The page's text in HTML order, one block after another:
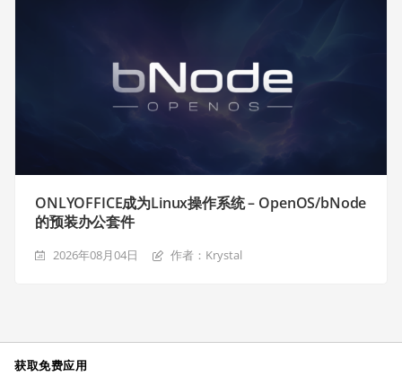
ONLYOFFICE成为Linux操作系统 – OpenOS/bNode
的预装办公套件
2026年08月04日 作者：Krystal
获取免费应用